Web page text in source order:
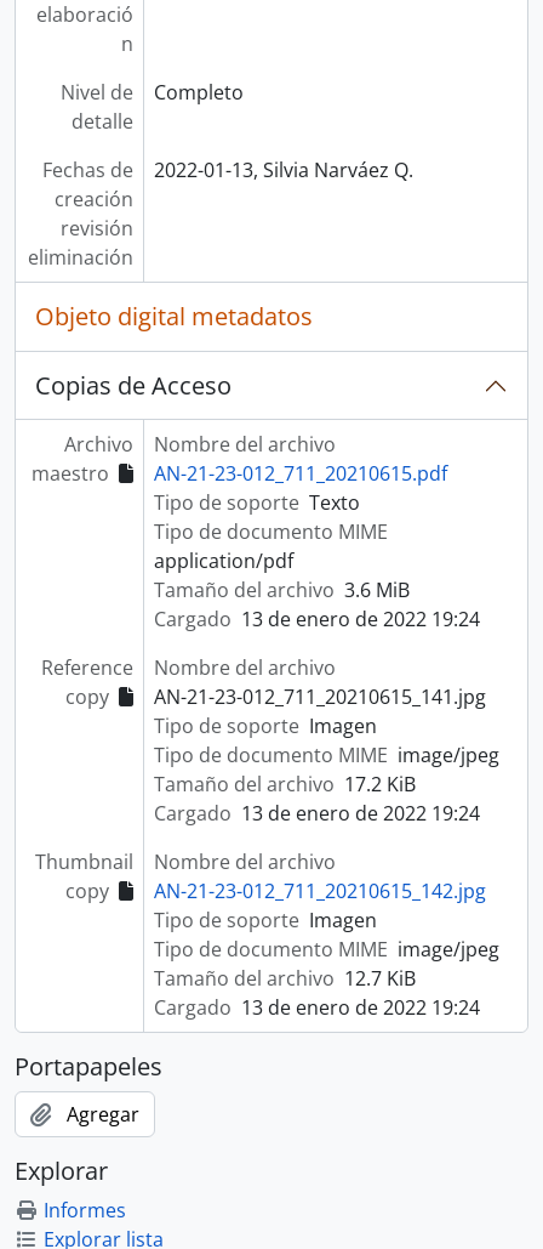
elaboració
n
Nivel de
detalle
Completo
Fechas de
creación
revisión
eliminación
2022-01-13, Silvia Narváez Q.
Objeto digital metadatos
Copias de Acceso
Archivo
maestro
Nombre del archivo
AN-21-23-012_711_20210615.pdf
Tipo de soporte Texto
Tipo de documento MIME
application/pdf
Tamaño del archivo 3.6 MiB
Cargado 13 de enero de 2022 19:24
Reference
copy
Nombre del archivo
AN-21-23-012_711_20210615_141.jpg
Tipo de soporte Imagen
Tipo de documento MIME image/jpeg
Tamaño del archivo 17.2 KiB
Cargado 13 de enero de 2022 19:24
Thumbnail
copy
Nombre del archivo
AN-21-23-012_711_20210615_142.jpg
Tipo de soporte Imagen
Tipo de documento MIME image/jpeg
Tamaño del archivo 12.7 KiB
Cargado 13 de enero de 2022 19:24
Portapapeles
Agregar
Explorar
Informes
Explorar lista